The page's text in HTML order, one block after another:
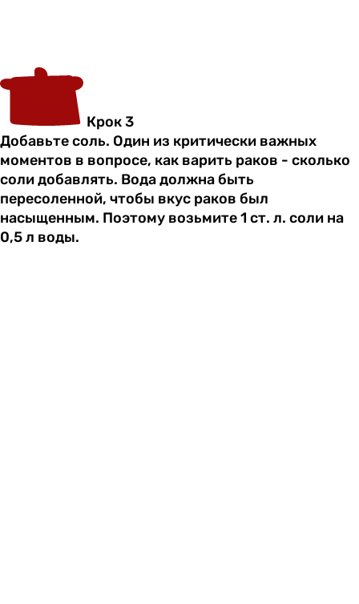
Крок 3
Добавьте соль. Один из критически важных
моментов в вопросе, как варить раков - сколько
соли добавлять. Вода должна быть
пересоленной, чтобы вкус раков был
насыщенным. Поэтому возьмите 1 ст. л. соли на
0,5 л воды.